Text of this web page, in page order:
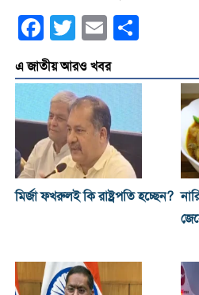
Facebook
Twitter Email
এ জাতীয় আরও খবর
মির্জা ফখরুলই কি রাষ্ট্রপতি হচ্ছেন?